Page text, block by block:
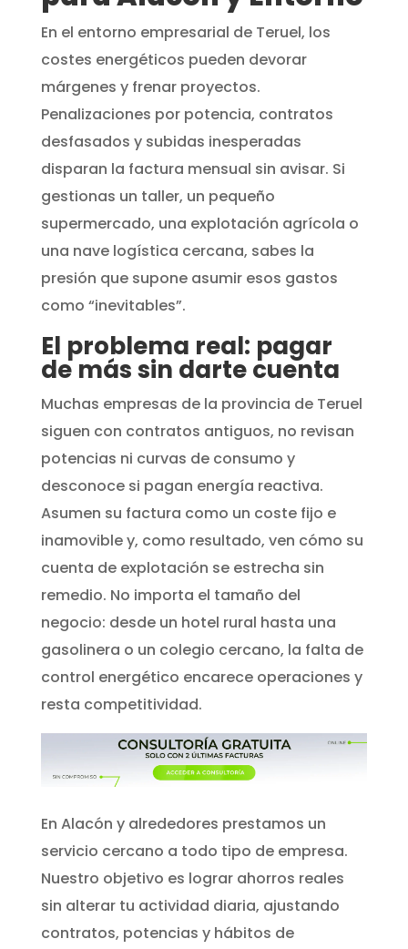
En el entorno empresarial de Teruel, los
costes energéticos pueden devorar
márgenes y frenar proyectos.
Penalizaciones por potencia, contratos
desfasados y subidas inesperadas
disparan la factura mensual sin avisar. Si
gestionas un taller, un pequeño
supermercado, una explotación agrícola o
una nave logística cercana, sabes la
presión que supone asumir esos gastos
como “inevitables”.
El problema real: pagar
de más sin darte cuenta
Muchas empresas de la provincia de Teruel
siguen con contratos antiguos, no revisan
potencias ni curvas de consumo y
desconoce si pagan energía reactiva.
Asumen su factura como un coste fijo e
inamovible y, como resultado, ven cómo su
cuenta de explotación se estrecha sin
remedio. No importa el tamaño del
negocio: desde un hotel rural hasta una
gasolinera o un colegio cercano, la falta de
control energético encarece operaciones y
resta competitividad.
En Alacón y alrededores prestamos un
servicio cercano a todo tipo de empresa.
Nuestro objetivo es lograr ahorros reales
sin alterar tu actividad diaria, ajustando
contratos, potencias y hábitos de